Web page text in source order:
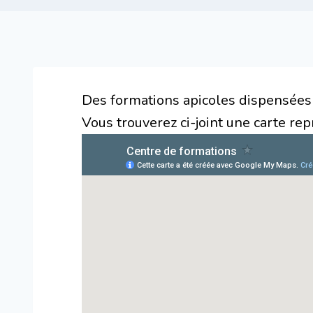
Des formations apicoles
Vous trouverez ci-joint une carte